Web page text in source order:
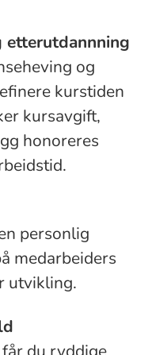
etterutdannning
og
kurstiden
kursavgift,
honoreres
personlig
medarbeiders
utvikling.